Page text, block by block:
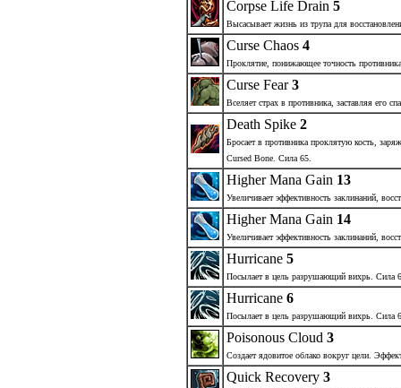
Corpse Life Drain 5
Высасывает жизнь из трупа для
Curse Chaos 4
Проклятие, понижающее точность
Curse Fear3
Вселяет страх в противника, заставляя его
Death Spike 2
Бросает в противника проклятую кость,
Cursed Bone. Сила 65.
Higher Mana Gain 13
Увеличивает эффективность заклинаний,
Higher Mana Gain 14
Увеличивает эффективность заклинаний,
Hurricane 5
Посылает в цель разрушающий вихрь. Сила
Hurricane 6
Посылает в цель разрушающий вихрь. Сила
Poisonous Cloud 3
Создает ядовитое облако вокруг цели.
Quick Recovery 3